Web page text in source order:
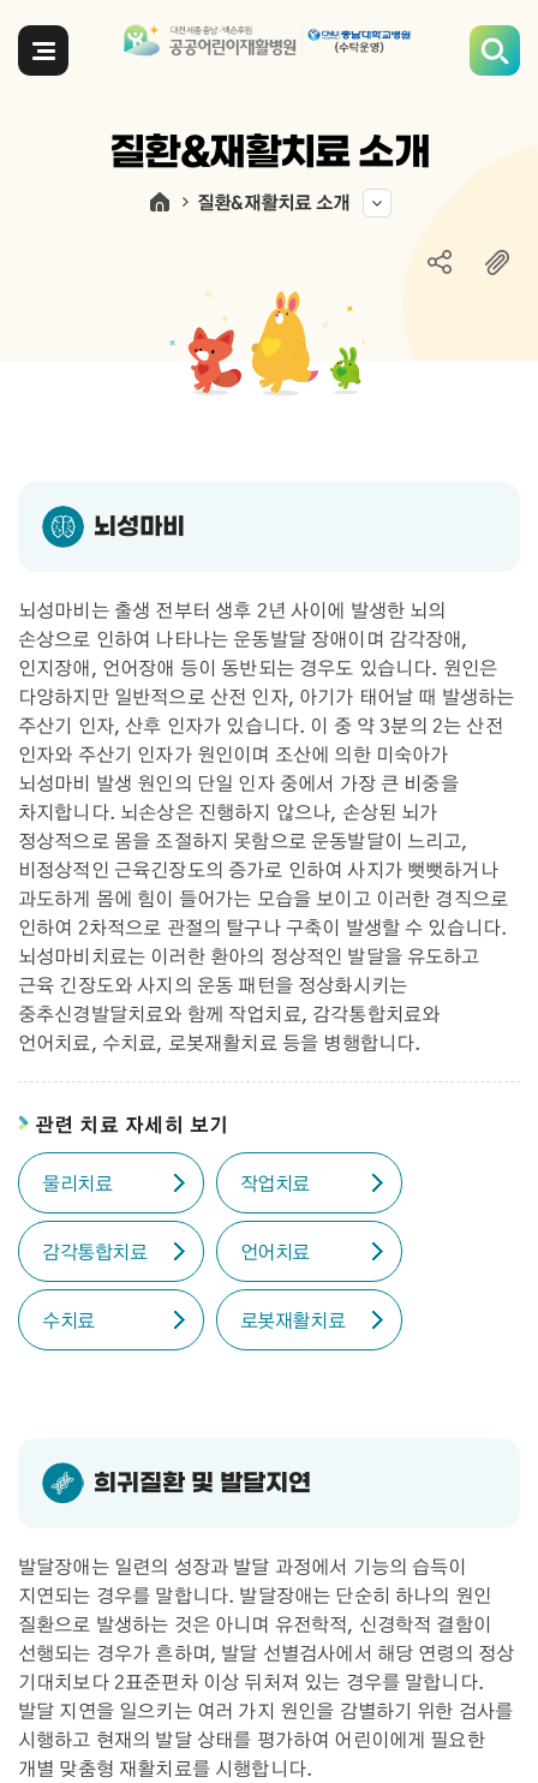
전체메뉴
질환&재활치료 소개
질환&재활치료 소개
뇌성마비
뇌성마비는 출생 전부터 생후 2년 사이에 발생한 뇌의
손상으로 인하여 나타나는 운동발달 장애이며 감각장애,
인지장애, 언어장애 등이 동반되는 경우도 있습니다. 원인은
다양하지만 일반적으로 산전 인자, 아기가 태어날 때 발생하는
주산기 인자, 산후 인자가 있습니다. 이 중 약 3분의 2는 산전
인자와 주산기 인자가 원인이며 조산에 의한 미숙아가
뇌성마비 발생 원인의 단일 인자 중에서 가장 큰 비중을
차지합니다. 뇌손상은 진행하지 않으나, 손상된 뇌가
정상적으로 몸을 조절하지 못함으로 운동발달이 느리고,
비정상적인 근육긴장도의 증가로 인하여 사지가 뻣뻣하거나
과도하게 몸에 힘이 들어가는 모습을 보이고 이러한 경직으로
인하여 2차적으로 관절의 탈구나 구축이 발생할 수 있습니다.
뇌성마비치료는 이러한 환아의 정상적인 발달을 유도하고
근육 긴장도와 사지의 운동 패턴을 정상화시키는
중추신경발달치료와 함께 작업치료, 감각통합치료와
언어치료, 수치료, 로봇재활치료 등을 병행합니다.
관련 치료 자세히 보기
물리치료 작업치료
감각통합치료 언어치료
수치료 로봇재활치료
희귀질환 및 발달지연
발달장애는 일련의 성장과 발달 과정에서 기능의 습득이
지연되는 경우를 말합니다. 발달장애는 단순히 하나의 원인
질환으로 발생하는 것은 아니며 유전학적, 신경학적 결함이
선행되는 경우가 흔하며, 발달 선별검사에서 해당 연령의 정상
기대치보다 2표준편차 이상 뒤처져 있는 경우를 말합니다.
발달 지연을 일으키는 여러 가지 원인을 감별하기 위한 검사를
시행하고 현재의 발달 상태를 평가하여 어린이에게 필요한
개별 맞춤형 재활치료를 시행합니다.